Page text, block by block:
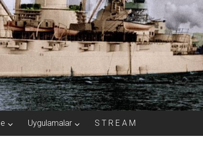
Uygulamalar S T R E A M